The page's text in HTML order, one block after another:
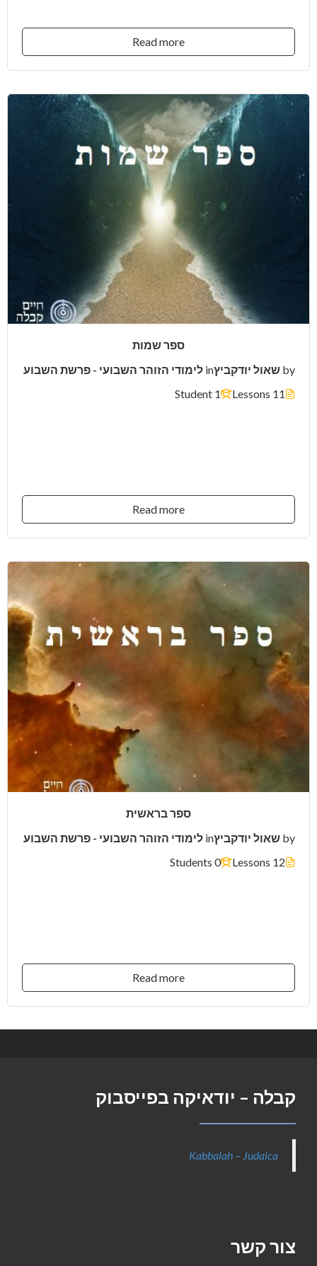
Read more
ספר שמות
by שאול יודקביץin לימודי הזוהר השבועי - פרשת השבוע
11 Lessons
1 Student
Read more
ספר בראשית
by שאול יודקביץin לימודי הזוהר השבועי - פרשת השבוע
12 Lessons
0 Students
Read more
קבלה – יודאיקה בפייסבוק
Kabbalah – Judaica
צור קשר